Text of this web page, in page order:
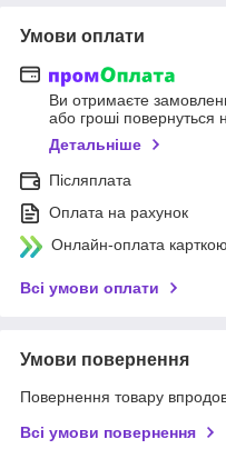
Умови оплати
Ви отримаєте
або гроші повернуться
Детальніше
Післяплата
Оплата на рахунок
Онлайн-оплата
Всі умови оплати
Умови повернення
Повернення товару
Всі умови повернення